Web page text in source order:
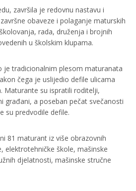
završila je redovnu nastavu i
obaveze i polaganje maturskih
rada, druženja i brojnih
u školskim klupama.
je tradicionalnim plesom maturanata
čega je uslijedio defile ulicama
Maturante su ispratili roditelji,
građani, a poseban pečat svečanosti
su predvodile defile.
81 maturant iz više obrazovnih
elektrotehničke škole, mašinske
djelatnosti, mašinske stručne